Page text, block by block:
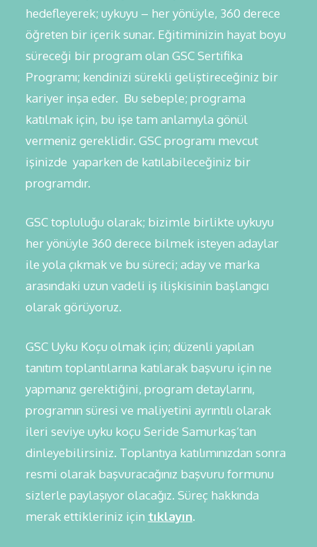
hedefleyerek; uykuyu – her yönüyle, 360 derece
öğreten bir içerik sunar. Eğitiminizin hayat boyu
süreceği bir program olan GSC Sertifika
Programı; kendinizi sürekli geliştireceğiniz bir
kariyer inşa eder. Bu sebeple; programa
katılmak için, bu işe tam anlamıyla gönül
vermeniz gereklidir. GSC programı mevcut
işinizde yaparken de katılabileceğiniz bir
programdır.
GSC topluluğu olarak; bizimle birlikte uykuyu
her yönüyle 360 derece bilmek isteyen adaylar
ile yola çıkmak ve bu süreci; aday ve marka
arasındaki uzun vadeli iş ilişkisinin başlangıcı
olarak görüyoruz.
GSC Uyku Koçu olmak için; düzenli yapılan
tanıtım toplantılarına katılarak başvuru için ne
yapmanız gerektiğini, program detaylarını,
programın süresi ve maliyetini ayrıntılı olarak
ileri seviye uyku koçu Seride Samurkaş’tan
dinleyebilirsiniz. Toplantıya katılımınızdan sonra
resmi olarak başvuracağınız başvuru formunu
sizlerle paylaşıyor olacağız. Süreç hakkında
merak ettikleriniz için tıklayın.